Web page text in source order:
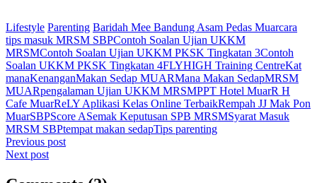
Lifestyle Parenting Baridah Mee Bandung Asam Pedas Muarcara
tips masuk MRSM SBPContoh Soalan Ujian UKKM
MRSMContoh Soalan Ujian UKKM PKSK Tingkatan 3Contoh
Soalan UKKM PKSK Tingkatan 4FLYHIGH Training CentreKat
manaKenanganMakan Sedap MUARMana Makan SedapMRSM
MUARpengalaman Ujian UKKM MRSMPPT Hotel MuarR H
Cafe MuarReLY Aplikasi Kelas Online TerbaikRempah JJ Mak Pon
MuarSBPScore ASemak Keputusan SPB MRSMSyarat Masuk
MRSM SBPtempat makan sedapTips parenting
Post
navigation
Previous post
Next post